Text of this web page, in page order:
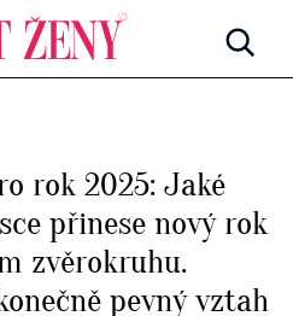
rok 2025: Jaké
přinese nový rok
zvěrokruhu.
pevný vztah